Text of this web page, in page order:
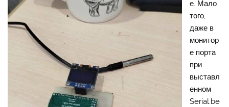
е. Мало
того,
даже в
монитор
е порта
при
выставл
енном
Serial.be